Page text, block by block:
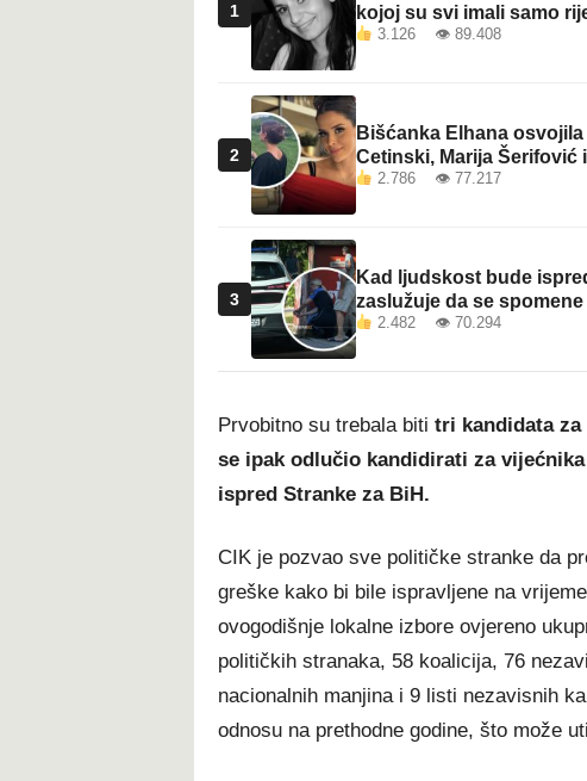
1
kojoj su svi imali samo
3.126 👁 89.408
2
Bišćanka Elhana
Cetinski, Marija Šerifović
2.786 👁 77.217
3
Kad ljudskost bude
zaslužuje da se spomene
2.482 👁 70.294
Prvobitno su trebala biti tri kandidata za
se ipak odlučio kandidirati za
ispred Stranke za BiH.
CIK je pozvao sve političke stranke da
greške kako bi bile ispravljene na
ovogodišnje lokalne izbore ovjereno
političkih stranaka, 58 koalicija, 76
nacionalnih manjina i 9 listi nezavisnih
odnosu na prethodne godine, što može